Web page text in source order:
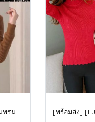
[พร้อมส่ง] [LJ-107-5] เสื้อไหมพรมลองจอนแบบกลมลายบัวสีน้ำตาลเข้ม ด้านในซับขนวูลกันหนาว แขนยาว ใส่ติดลบได้ค่ะ